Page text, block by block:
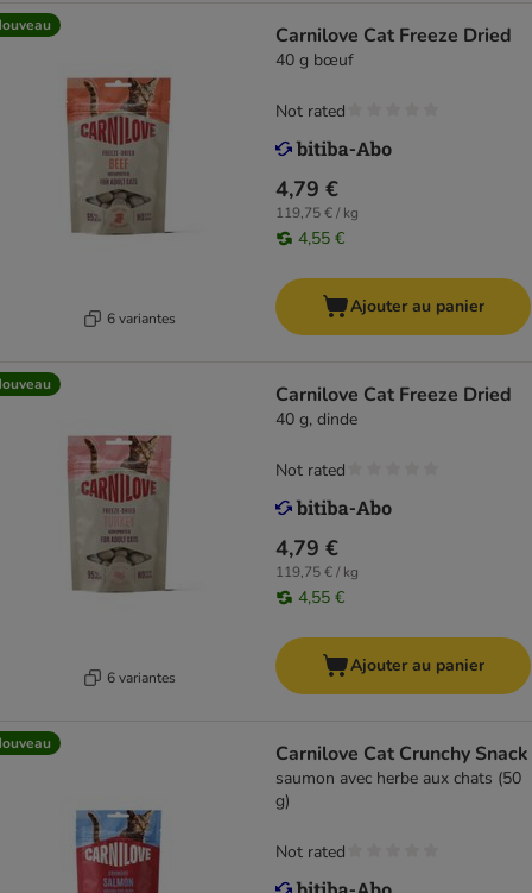
6 variantes
Carnilove Cat Freeze Dried
40 g bœuf
4,79 €
119,75 € / kg
4,55 €
Not rated
Ajouter au panier
6 variantes
Carnilove Cat Freeze Dried
40 g, dinde
4,79 €
119,75 € / kg
4,55 €
Not rated
Ajouter au panier
Carnilove Cat Crunchy Snack
saumon avec herbe aux chats (50
g)
Not rated